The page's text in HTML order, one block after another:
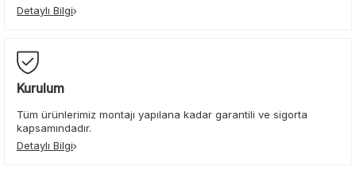
Detaylı Bilgi
Kurulum
Tüm ürünlerimiz montajı yapılana kadar garantili ve sigorta
kapsamındadır.
Detaylı Bilgi